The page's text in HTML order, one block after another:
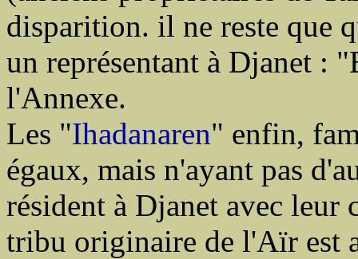
disparition. il ne reste que
un représentant à Djanet :
l'Annexe.
Les "Ihadanaren" enfin,
égaux, mais n'ayant pas
résident à Djanet avec
tribu originaire de l'Aïr est